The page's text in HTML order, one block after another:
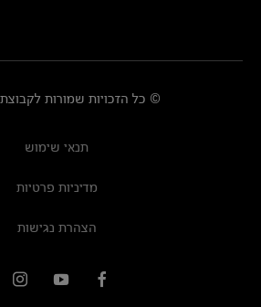
© כל הזכויות שמורות
תנאי שימוש
מדיניות פרטיות
הצהרת נגישות